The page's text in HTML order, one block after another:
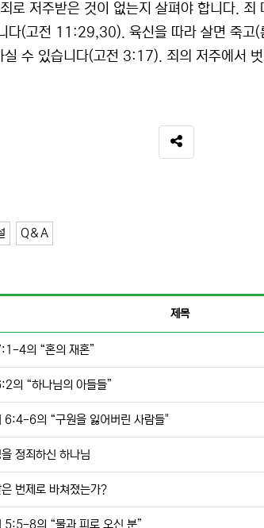
로 저주받은 것이 없는지 살펴야 합니다.
다(고전 11:29,30). 육신을 따라 살면 죽고
수 있습니다(고전 3:17). 죄의 저주에서
SNS 공유
Q＆A
제목
4의 “혼의 재혼”
의 “하나님의 아들들”
6:4-6의 “구원을 잃어버린 사람들"
정죄하신 하나님
번제로 바쳐졌는가?
5:5-8의 “물과 피로 오신 분”